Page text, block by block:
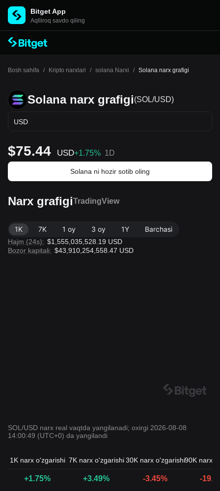
Bitget App
Aqlliroq savdo qiling
Bosh sahifa / Kripto narxlari / solana Narxi / Solana narx grafigi
Solana narx grafigi(SOL/USD)
USD
$75.44 USD+1.75% 1D
Solana ni hozir sotib oling
Narx grafigiTradingView
1K 7K 1 oy 3 oy 1Y Barchasi
Hajm (24s): $1,555,035,528.19 USD
Bozor kapitali: $43,910,254,558.47 USD
SOL/USD narx real vaqtda yangilanadi; oxirgi 2026-08-08
14:00:49 (UTC+0) da yangilandi
1K narx o'zgarishi 7K narx o'zgarishi 30K narx o'zgarishi90K narx
+1.75% +3.49% -3.45% -